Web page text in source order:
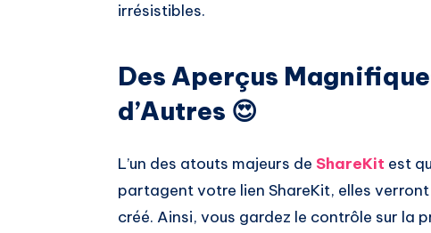
irrésistibles.
Des Aperçus
d’Autres 😍
L’un des atouts majeurs de ShareKit est
partagent votre lien ShareKit, elles
créé. Ainsi, vous gardez le contrôle sur la